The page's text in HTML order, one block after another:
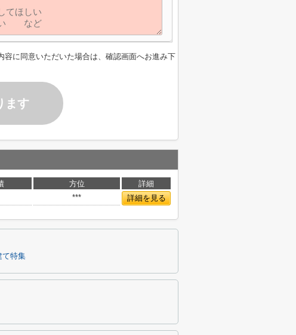
容に同意いただいた場合は、確認画面へお進み下
ます
方位
詳細
*** 詳細を見る
て特集